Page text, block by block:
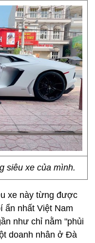
siêu xe của mình.
xe này từng được
ẩn nhất Việt Nam
như chỉ nằm "phủi
doanh nhân ở Đà